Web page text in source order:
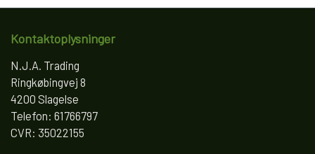
Kontaktoplysninger
N.J.A. Trading
Ringkøbingvej 8
4200 Slagelse
Telefon: 61766797
CVR: 35022155